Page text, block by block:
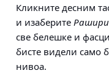
Кликните десним
и изаберите Рашири
све белешке и
бисте видели само
нивоа.